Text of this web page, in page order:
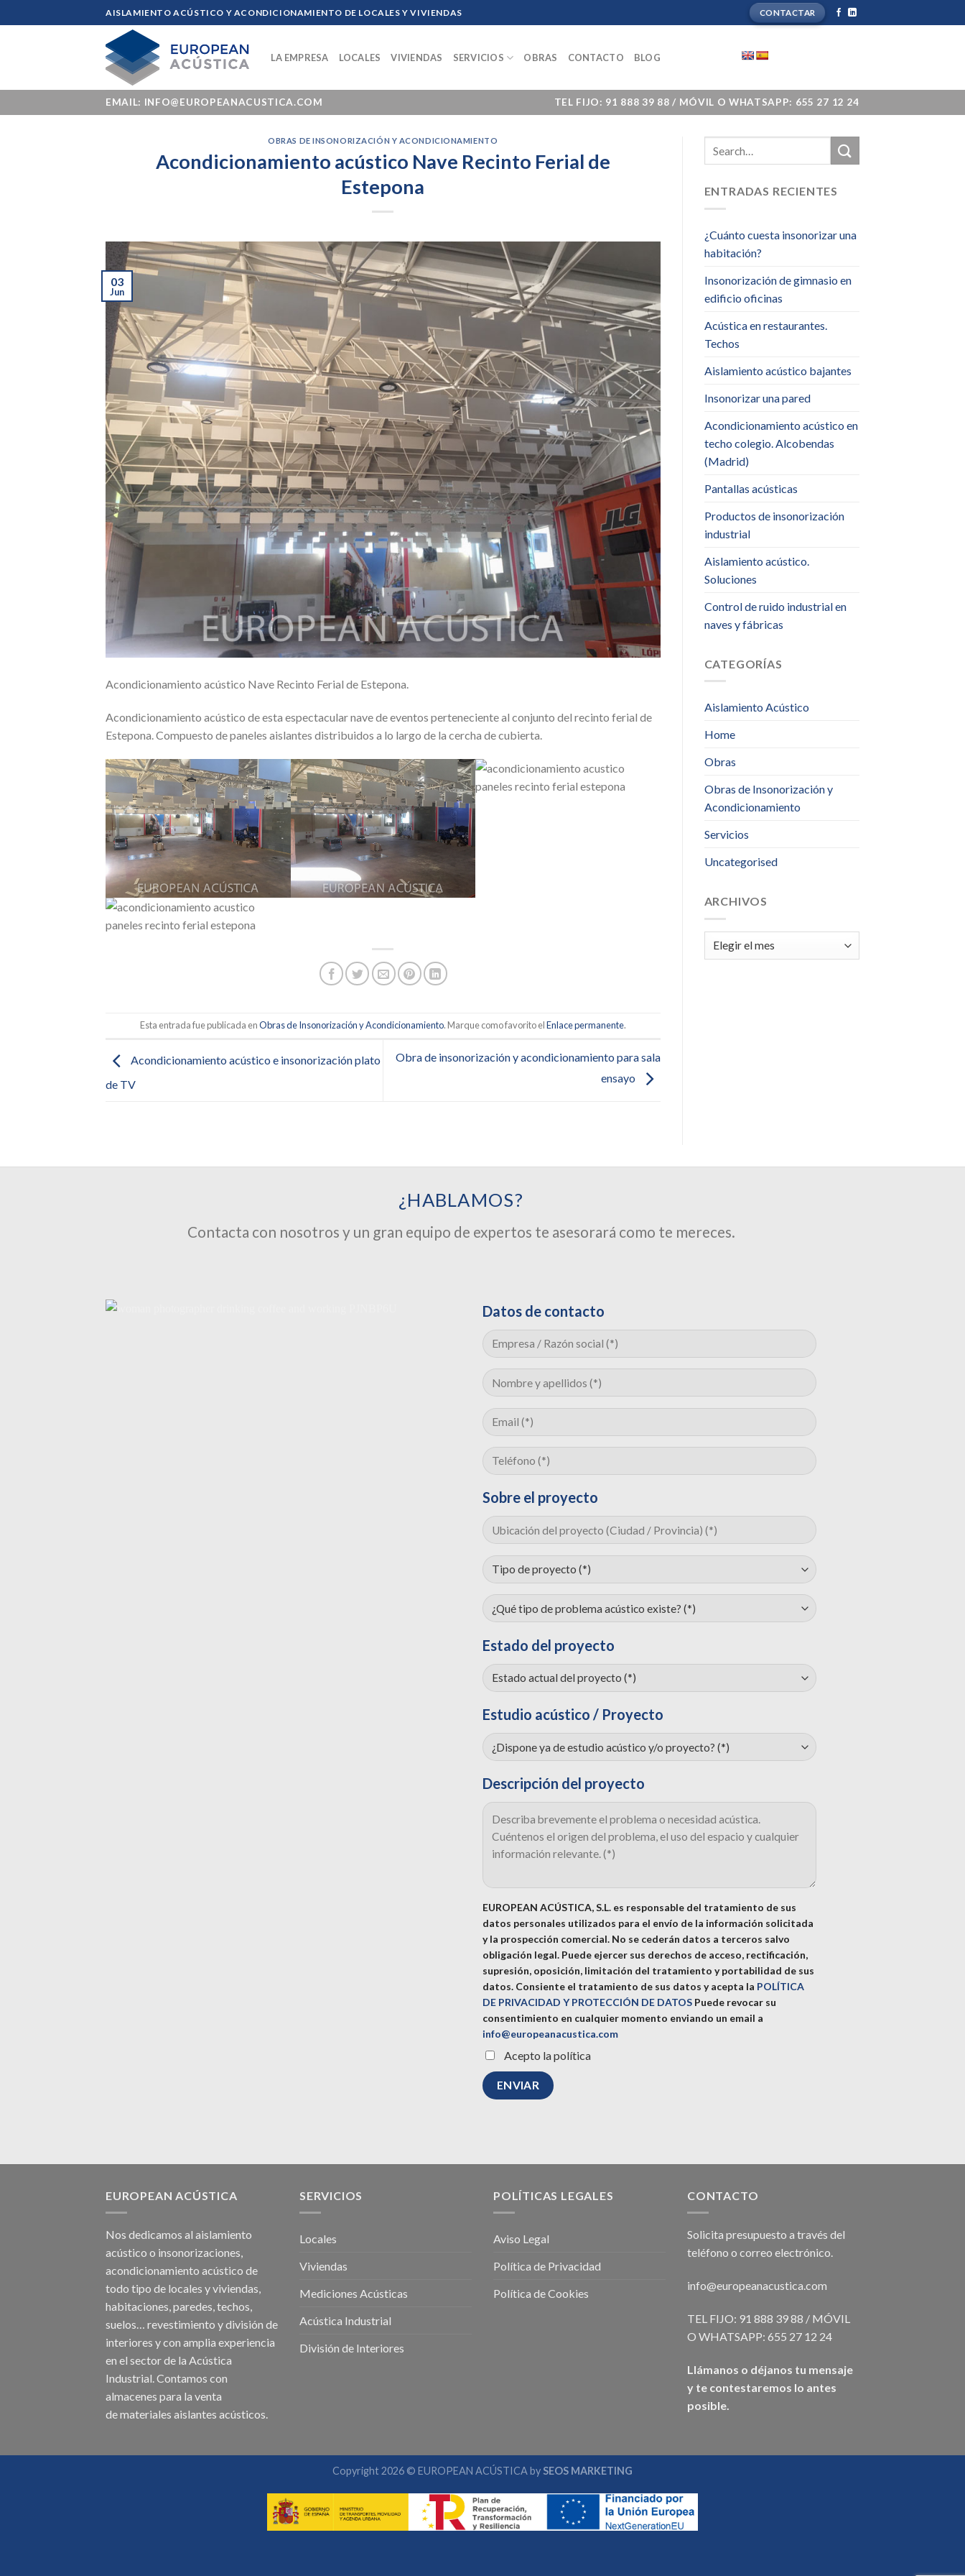
to
AISLAMIENTO ACÚSTICO Y ACONDICIONAMIENTO DE LOCALES Y VIVIENDAS CONTACTAR
LA EMPRESA LOCALES VIVIENDAS SERVICIOS OBRAS CONTACTO BLOG
EMAIL: INFO@EUROPEANACUSTICA.COM TEL FIJO: 91 888 39 88 / MÓVIL O WHATSAPP: 655 27 12 24
OBRAS DE INSONORIZACIÓN Y ACONDICIONAMIENTO
Acondicionamiento acústico Nave Recinto Ferial de
Estepona
03
Jun
Acondicionamiento acústico Nave Recinto Ferial de Estepona.
Acondicionamiento acústico de esta espectacular nave de eventos perteneciente al conjunto del recinto ferial de
Estepona. Compuesto de paneles aislantes distribuidos a lo largo de la cercha de cubierta.
Esta entrada fue publicada enObras de Insonorización y Acondicionamiento. Marque como favorito elEnlace permanente.
Acondicionamiento acústico e insonorización plato
de TV
Obra de insonorización y acondicionamiento para sala
ensayo
ENTRADAS RECIENTES
¿Cuánto cuesta insonorizar una
habitación?
Insonorización de gimnasio en
edificio oficinas
Acústica en restaurantes.
Techos
Aislamiento acústico bajantes
Insonorizar una pared
Acondicionamiento acústico en
techo colegio. Alcobendas
(Madrid)
Pantallas acústicas
Productos de insonorización
industrial
Aislamiento acústico.
Soluciones
Control de ruido industrial en
naves y fábricas
CATEGORÍAS
Aislamiento Acústico
Home
Obras
Obras de Insonorización y
Acondicionamiento
Servicios
Uncategorised
ARCHIVOS
Archivos
¿HABLAMOS?
Contacta con nosotros y un gran equipo de expertos te asesorará como te mereces.
Datos de contacto
Sobre el proyecto
Estado del proyecto
Estudio acústico / Proyecto
Descripción del proyecto
EUROPEAN ACÚSTICA, S.L. es responsable del tratamiento de sus
datos personales utilizados para el envío de la información solicitada
y la prospección comercial. No se cederán datos a terceros salvo
obligación legal. Puede ejercer sus derechos de acceso, rectificación,
supresión, oposición, limitación del tratamiento y portabilidad de sus
datos. Consiente el tratamiento de sus datos y acepta la POLÍTICA
DE PRIVACIDAD Y PROTECCIÓN DE DATOS Puede revocar su
consentimiento en cualquier momento enviando un email a
info@europeanacustica.com
Acepto la política
EUROPEAN ACÚSTICA
Nos dedicamos al aislamiento
acústico o insonorizaciones,
acondicionamiento acústico de
todo tipo de locales yviviendas,
habitaciones,paredes,techos,
suelos… revestimiento y división de
interiores y con amplia experiencia
en el sector de la Acústica
Industrial. Contamos con
almacenes para la venta
demateriales aislantes acústicos.
SERVICIOS
Locales
Viviendas
Mediciones Acústicas
Acústica Industrial
División de Interiores
POLÍTICAS LEGALES
Aviso Legal
Política de Privacidad
Política de Cookies
CONTACTO
Solicita presupuesto a través del
teléfono o correo electrónico.
info@europeanacustica.com
TEL FIJO: 91 888 39 88 / MÓVIL
O WHATSAPP: 655 27 12 24
Llámanos o déjanos tu mensaje
y te contestaremos lo antes
posible.
Copyright 2026 © EUROPEAN ACÚSTICA by SEOS MARKETING